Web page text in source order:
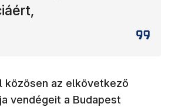
közösen az elkövetkező
vendégeit a Budapest